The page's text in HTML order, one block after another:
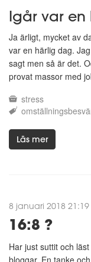
Igår var en
Ja ärligt, mycket av
var en härlig dag.
sagt men så är det.
provat massor med
stress
Läs mer
8 januari 2018 21:19
16:8 ?
Har just suttit och